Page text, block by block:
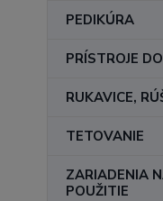
PEDIKÚRA
PRÍSTROJE
RUKAVICE,
TETOVANIE
ZARIADENIA
POUŽITIE